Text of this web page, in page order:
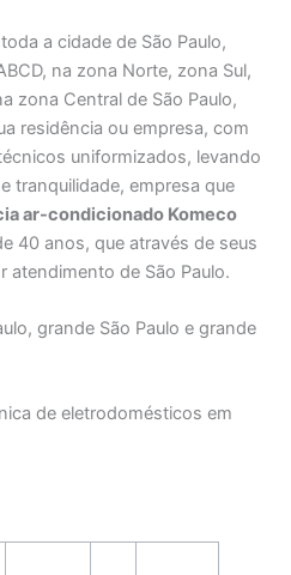
a cidade de São Paulo,
na zona Norte, zona Sul,
zona Central de São Paulo,
residência ou empresa, com
uniformizados, levando
tranquilidade, empresa que
ar-condicionado Komeco
40 anos, que através de seus
atendimento de São Paulo.
grande São Paulo e grande
de eletrodomésticos em